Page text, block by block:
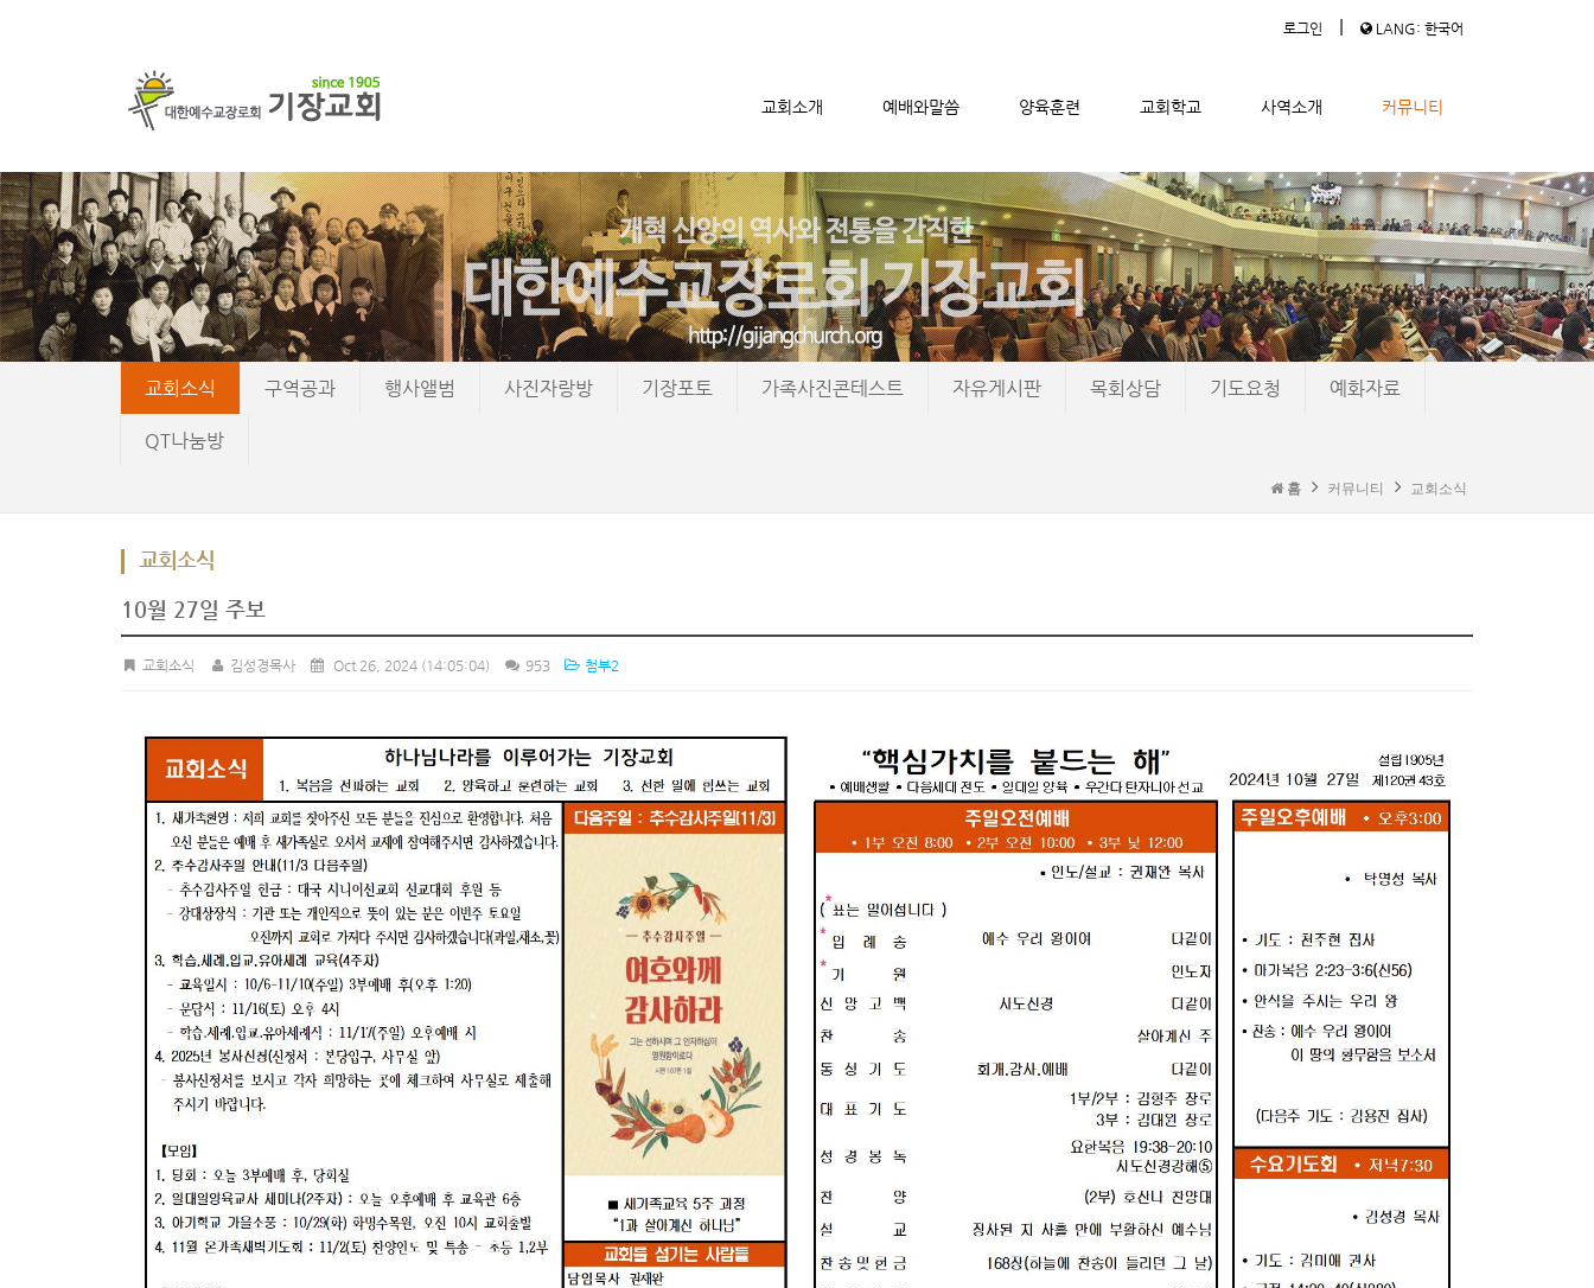
로그인 | LANG: 한국어
교회소개 예배와말씀 양육훈련 교회학교 사역소개 커뮤니티
메뉴 건너뛰기
교회소식 구역공과 행사앨범 사진자랑방 기장포토 가족사진콘테스트 자유게시판 목회상담 기도요청 예화자료
QT나눔방
홈 커뮤니티 교회소식
교회소식
10월 27일 주보
교회소식 김성경목사 Oct 26, 2024 (14:05:04) 953 첨부2